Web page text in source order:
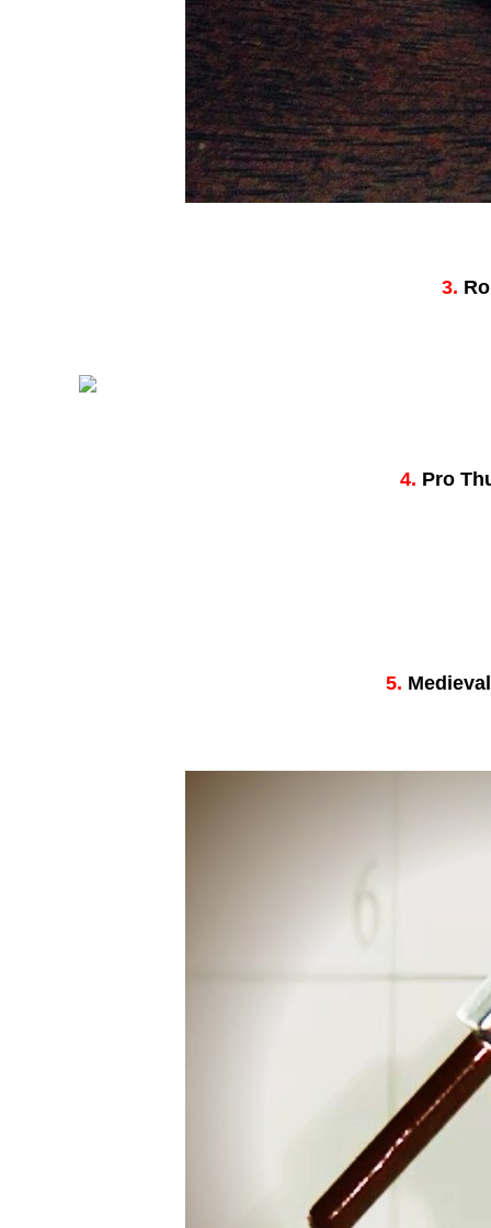
3.
4. Pro
5.